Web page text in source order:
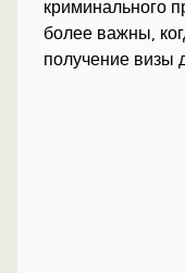
криминального
более важны,
получение визы